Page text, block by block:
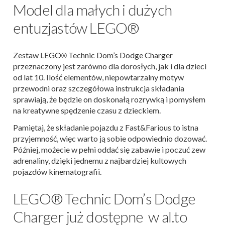
Model dla małych i dużych
entuzjastów LEGO®
Zestaw LEGO® Technic Dom’s Dodge Charger
przeznaczony jest zarówno dla dorosłych, jak i dla dzieci
od lat 10. Ilość elementów, niepowtarzalny motyw
przewodni oraz szczegółowa instrukcja składania
sprawiają, że będzie on doskonałą rozrywką i pomysłem
na kreatywne spędzenie czasu z dzieckiem.
Pamiętaj, że składanie pojazdu z Fast&Farious to istna
przyjemność, więc warto ją sobie odpowiednio dozować.
Później, możecie w pełni oddać się zabawie i poczuć zew
adrenaliny, dzięki jednemu z najbardziej kultowych
pojazdów kinematografii.
LEGO® Technic Dom’s Dodge
Charger już dostępne w al.to